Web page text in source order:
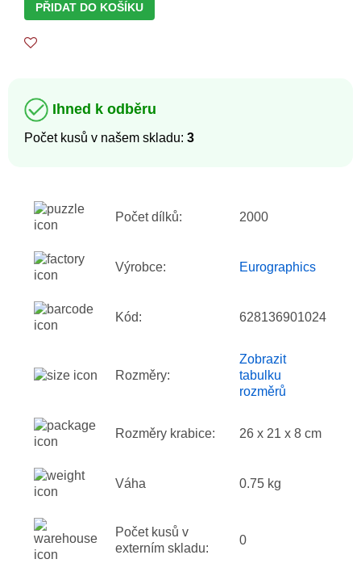
PŘIDAT DO KOŠÍKU
Ihned k odběru
Počet kusů v našem skladu: 3
Počet dílků: 2000
Výrobce: Eurographics
Kód: 628136901024
Rozměry:
Zobrazit
tabulku
rozměrů
Rozměry krabice: 26 x 21 x 8 cm
Váha 0.75 kg
Počet kusů v
externím skladu:
0